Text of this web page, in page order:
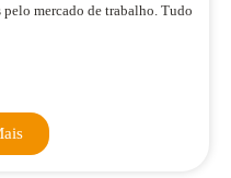
mercado de trabalho. Tudo